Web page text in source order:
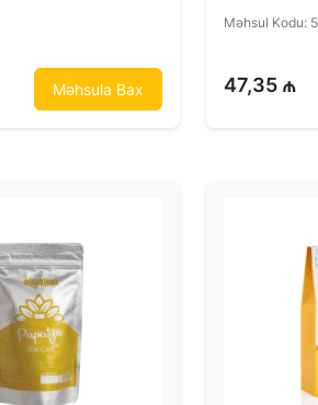
Məhsula Bax
Məhsul Kodu:
47,35 ₼